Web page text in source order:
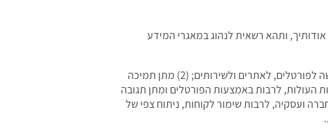
ותהא רשאית לנהוג במאגרי המידע
אנו ו/או ספקי השירותים שלנו, נשתמש במידע האישי שלך עבור המטרות הבאות: (1) אספקת גישה לפורטלים, לאתרים ולשירותים; (2) מתן תמיכה
אחרים עלולים להיתקל בהן; (3) יצירת קשר במידת הצורך; (4) בחינת שאלות העולות, לרבות באמצעות הפורטלים ומתן תגובה
והגנה על אבטחת השירותים ומתן מענה לכל בעיה הנוגעת לשירותים; וכן (6) ניהול החברה ועסקיה, לרבות שימור לקוחות, ניתוח צפי של